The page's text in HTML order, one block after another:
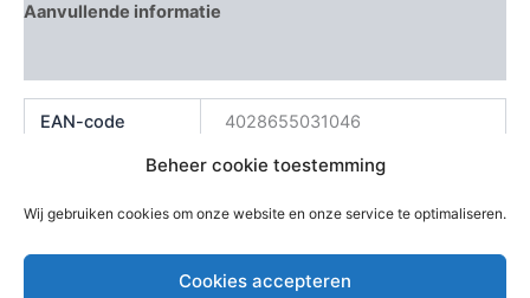
Beheer cookie toestemming
Wij gebruiken cookies om onze website en onze service te optimaliseren.
Cookies accepteren
Aanvullende informatie
EAN-code 4028655031046